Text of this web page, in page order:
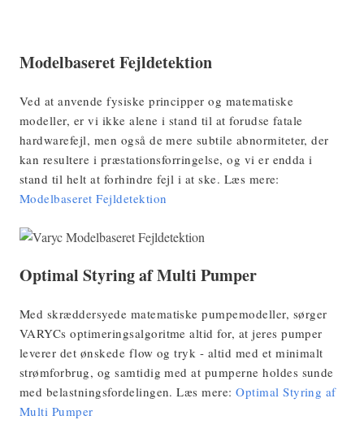
Modelbaseret Fejldetektion
Ved at anvende fysiske principper og matematiske
modeller, er vi ikke alene i stand til at forudse fatale
hardwarefejl, men også de mere subtile abnormiteter, der
kan resultere i præstationsforringelse, og vi er endda i
stand til helt at forhindre fejl i at ske. Læs mere:
Modelbaseret Fejldetektion
Optimal Styring af Multi Pumper
Med skræddersyede matematiske pumpemodeller, sørger
VARYCs optimeringsalgoritme altid for, at jeres pumper
leverer det ønskede flow og tryk - altid med et minimalt
strømforbrug, og samtidig med at pumperne holdes sunde
med belastningsfordelingen. Læs mere:Optimal Styring af
Multi Pumper